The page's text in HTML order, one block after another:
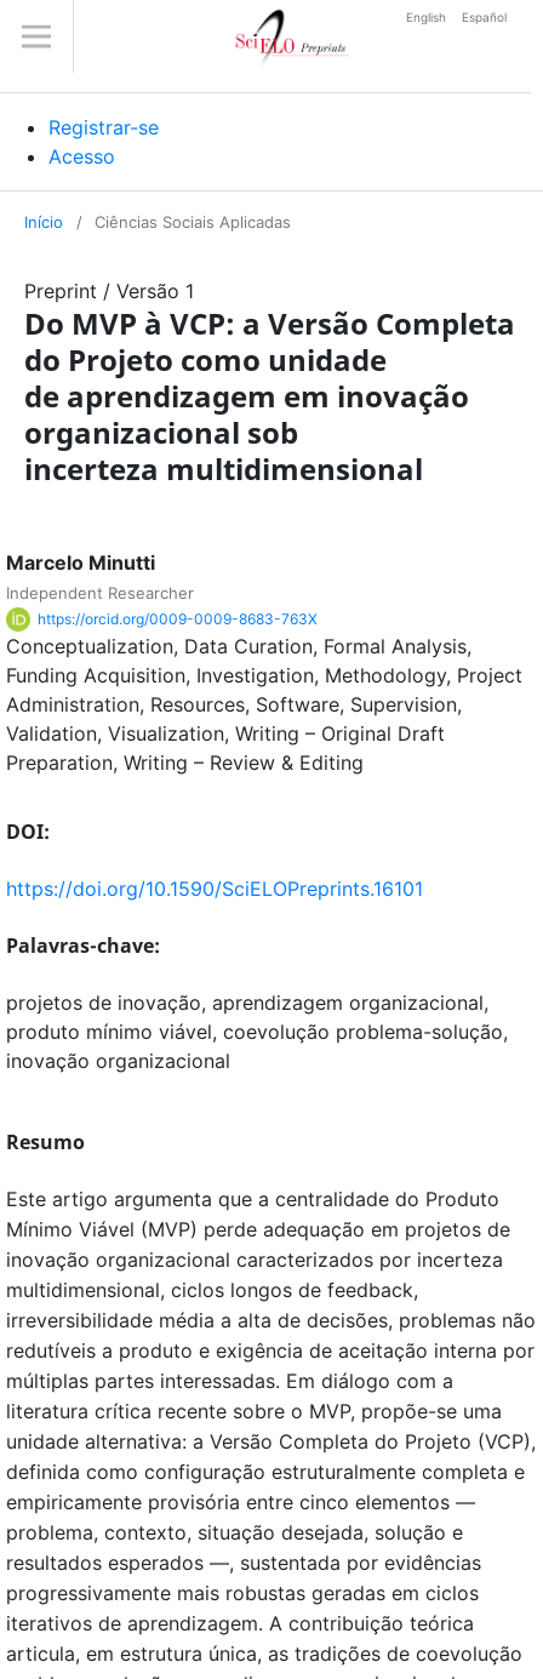
Registrar-se
Acesso
English Español
Início / Ciências Sociais Aplicadas
Preprint / Versão 1
Do MVP à VCP: a Versão Completa
do Projeto como unidade
de aprendizagem em inovação
organizacional sob
incerteza multidimensional
Marcelo Minutti
Independent Researcher
https://orcid.org/0009-0009-8683-763X
Conceptualization Data Curation Formal Analysis
Funding Acquisition Investigation Methodology Project
Administration Resources Software Supervision
Validation Visualization Writing – Original Draft
Preparation Writing – Review & Editing
DOI:
https://doi.org/10.1590/SciELOPreprints.16101
Palavras-chave:
projetos de inovação, aprendizagem organizacional,
produto mínimo viável, coevolução problema-solução,
inovação organizacional
Resumo
Este artigo argumenta que a centralidade do Produto
Mínimo Viável (MVP) perde adequação em projetos de
inovação organizacional caracterizados por incerteza
multidimensional, ciclos longos de feedback,
irreversibilidade média a alta de decisões, problemas não
redutíveis a produto e exigência de aceitação interna por
múltiplas partes interessadas. Em diálogo com a
literatura crítica recente sobre o MVP, propõe-se uma
unidade alternativa: a Versão Completa do Projeto (VCP),
definida como configuração estruturalmente completa e
empiricamente provisória entre cinco elementos —
problema, contexto, situação desejada, solução e
resultados esperados —, sustentada por evidências
progressivamente mais robustas geradas em ciclos
iterativos de aprendizagem. A contribuição teórica
articula, em estrutura única, as tradições de coevolução